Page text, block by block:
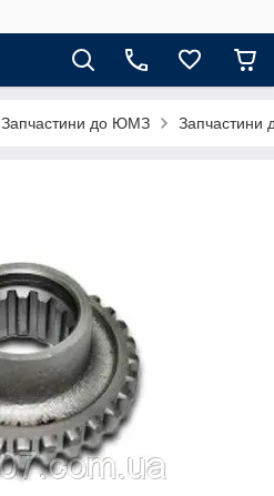
Запчастини до ЮМЗ